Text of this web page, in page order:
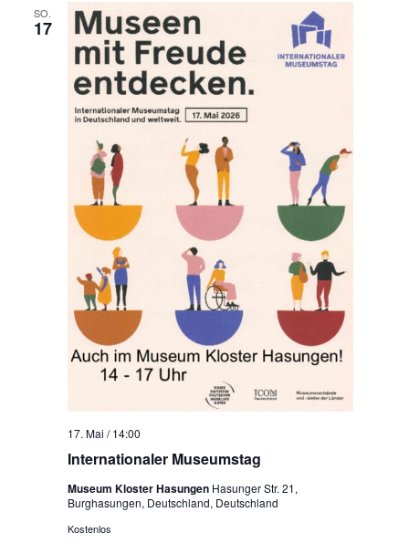
SO.
17
Internationaler Museumstag
17. Mai / 14:00
Museum Kloster Hasungen Hasunger Str. 21,
Burghasungen, Deutschland, Deutschland
Kostenlos